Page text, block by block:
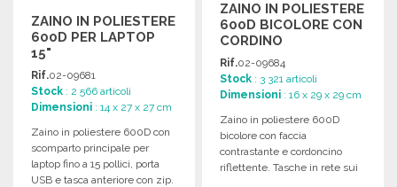
ZAINO IN POLIESTERE
600D PER LAPTOP
15"
Rif.02-09681
Stock : 2 566 articoli
Dimensioni : 14 x 27 x 27 cm
Zaino in poliestere 600D con
scomparto principale per
laptop fino a 15 pollici, porta
USB e tasca anteriore con zip.
ZAINO IN POLIESTERE
600D BICOLORE CON
CORDINO
Rif.02-09684
Stock : 3 321 articoli
Dimensioni : 16 x 29 x 29 cm
Zaino in poliestere 600D
bicolore con faccia
contrastante e cordoncino
riflettente. Tasche in rete sui